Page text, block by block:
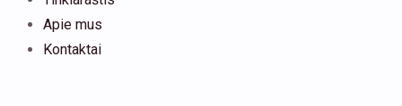
Apie mus
Kontaktai